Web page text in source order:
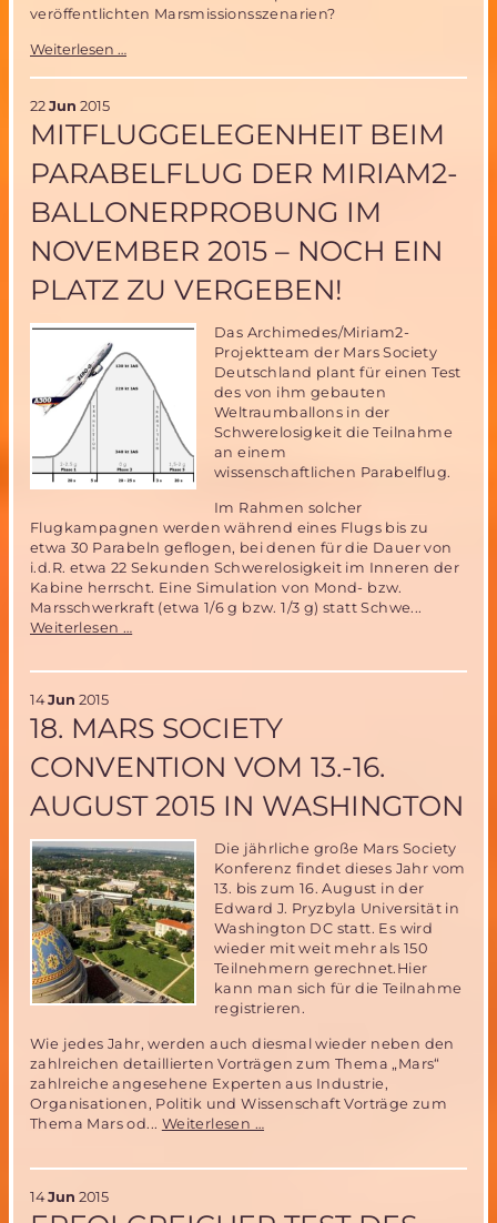
veröffentlichten Marsmissionsszenarien?
Weiterlesen …
statt
32
Monaten-
das
„Paternoster“
Missionsszenario
22 Jun 2015
MITFLUGGELEGENHEIT BEIM
PARABELFLUG DER MIRIAM2-
BALLONERPROBUNG IM
NOVEMBER 2015 – NOCH EIN
PLATZ ZU VERGEBEN!
Das Archimedes/Miriam2-
Projektteam der Mars Society
Deutschland plant für einen Test
des von ihm gebauten
Weltraumballons in der
Schwerelosigkeit die Teilnahme
an einem
wissenschaftlichen Parabelflug.
Im Rahmen solcher
Flugkampagnen werden während eines Flugs bis zu
etwa 30 Parabeln geflogen, bei denen für die Dauer von
i.d.R. etwa 22 Sekunden Schwerelosigkeit im Inneren der
Kabine herrscht. Eine Simulation von Mond- bzw.
Marsschwerkraft (etwa 1/6 g bzw. 1/3 g) statt Schwe...
Weiterlesen …
Ballonerprobung
November
–
ein
Platz
zu
vergeben!
14 Jun 2015
18. MARS SOCIETY
CONVENTION VOM 13.-16.
AUGUST 2015 IN WASHINGTON
Die jährliche große Mars Society
Konferenz findet dieses Jahr vom
13. bis zum 16. August in der
Edward J. Pryzbyla Universität in
Washington DC statt. Es wird
wieder mit weit mehr als 150
Teilnehmern gerechnet.Hier
kann man sich für die Teilnahme
registrieren.
Wie jedes Jahr, werden auch diesmal wieder neben den
zahlreichen detaillierten Vorträgen zum Thema „Mars“
zahlreiche angesehene Experten aus Industrie,
Organisationen, Politik und Wissenschaft Vorträge zum
Thema Mars od... Weiterlesen …
14 Jun 2015